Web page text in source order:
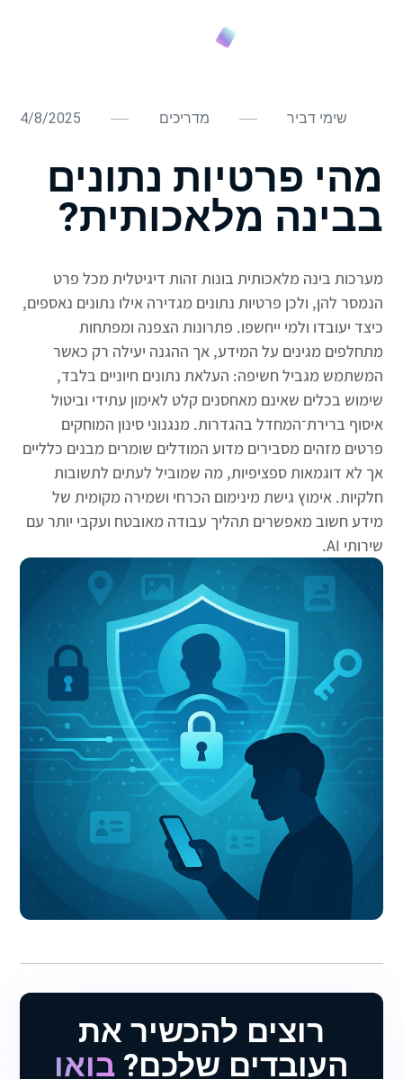
שימי דביר מדריכים 4/8/2025
מהי פרטיות נתונים
בבינה מלאכותית?
מערכות בינה מלאכותית בונות זהות דיגיטלית מכל פרט
הנמסר להן, ולכן פרטיות נתונים מגדירה אילו נתונים נאספים,
כיצד יעובדו ולמי ייחשפו. פתרונות הצפנה ומפתחות
מתחלפים מגינים על המידע, אך ההגנה יעילה רק כאשר
המשתמש מגביל חשיפה: העלאת נתונים חיוניים בלבד,
שימוש בכלים שאינם מאחסנים קלט לאימון עתידי וביטול
איסוף ברירת־המחדל בהגדרות. מנגנוני סינון המוחקים
פרטים מזהים מסבירים מדוע המודלים שומרים מבנים כלליים
אך לא דוגמאות ספציפיות, מה שמוביל לעתים לתשובות
חלקיות. אימוץ גישת מינימום הכרחי ושמירה מקומית של
מידע חשוב מאפשרים תהליך עבודה מאובטח ועקבי יותר עם
שירותי AI.
רוצים להכשיר את
העובדים שלכם? בואו